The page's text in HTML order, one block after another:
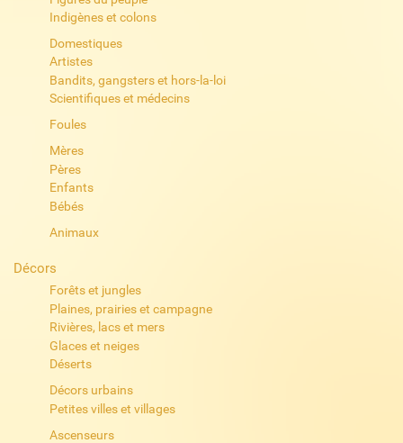
Indigènes et colons
Domestiques
Artistes
Bandits, gangsters et hors-la-loi
Scientifiques et médecins
Foules
Mères
Pères
Enfants
Bébés
Animaux
Décors
Forêts et jungles
Plaines, prairies et campagne
Rivières, lacs et mers
Glaces et neiges
Déserts
Décors urbains
Petites villes et villages
Ascenseurs